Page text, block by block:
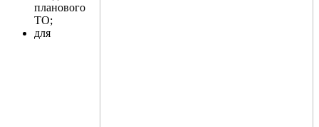
планового
ТО;
для